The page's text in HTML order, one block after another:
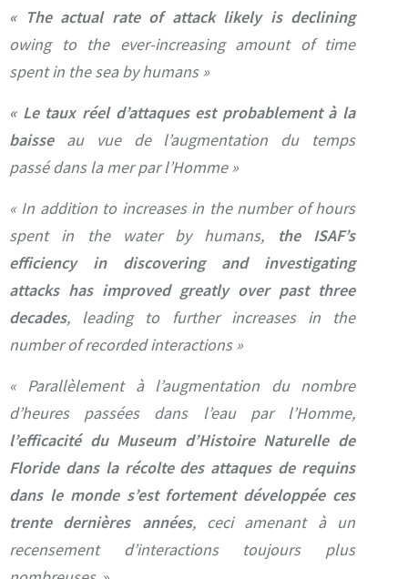
« The actual rate of attack likely is declining
owing to the ever-increasing amount of time
spent in the sea by humans »
« Le taux réel d’attaques est probablement à la
baisseau vue de l’augmentation du temps
passé dans la mer par l’Homme »
« In addition to increases in the number of hours
spent in the water by humans, the ISAF’s
efficiency in discovering and investigating
attacks has improved greatly over past three
decades, leading to further increases in the
number of recorded interactions »
« Parallèlement à l’augmentation du nombre
d’heures passées dans l’eau par l’Homme,
l’efficacité du Museum d’Histoire Naturelle de
Floride dans la récolte des attaques de requins
dans le monde s’est fortement développée ces
trente dernières années, ceci amenant à un
recensement d’interactions toujours plus